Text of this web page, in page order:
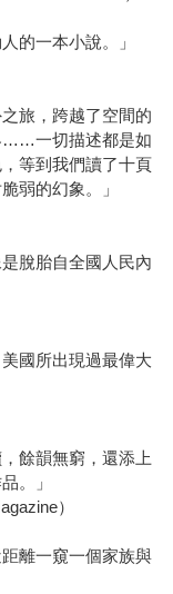
的一本小說。」
旅，跨越了空間的
……一切描述都是如
等到我們讀了十頁
弱的幻象。」
脫胎自全國人民內
國所出現過最偉大
餘韻無窮，還添上
。」
）
離一窺一個家族與